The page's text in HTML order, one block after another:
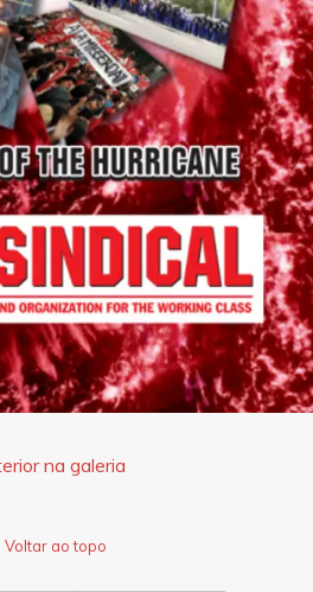
na galeria
Voltar ao topo